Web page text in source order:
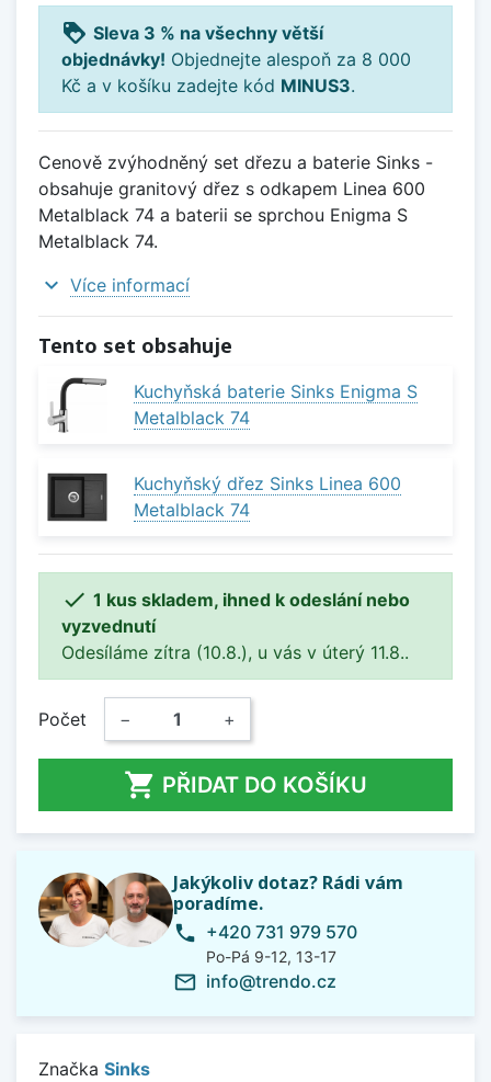
loyalty Sleva 3 % na všechny větší
objednávky! Objednejte alespoň za 8 000
Kč a v košíku zadejte kód MINUS3.
Cenově zvýhodněný set dřezu a baterie Sinks -
obsahuje granitový dřez s odkapem Linea 600
Metalblack 74 a baterii se sprchou Enigma S
Metalblack 74.
expand_more Více informací
Tento set obsahuje
Kuchyňská baterie Sinks Enigma S
Metalblack 74
Kuchyňský dřez Sinks Linea 600
Metalblack 74
 1 kus skladem, ihned k odeslání nebo
vyzvednutí
Odesíláme zítra (10.8.), u vás v úterý 11.8..
Počet − +
 PŘIDAT DO KOŠÍKU
Jakýkoliv dotaz? Rádi vám
poradíme.
phone +420 731 979 570
Po-Pá 9-12, 13-17
mail_outline info@trendo.cz
Značka Sinks